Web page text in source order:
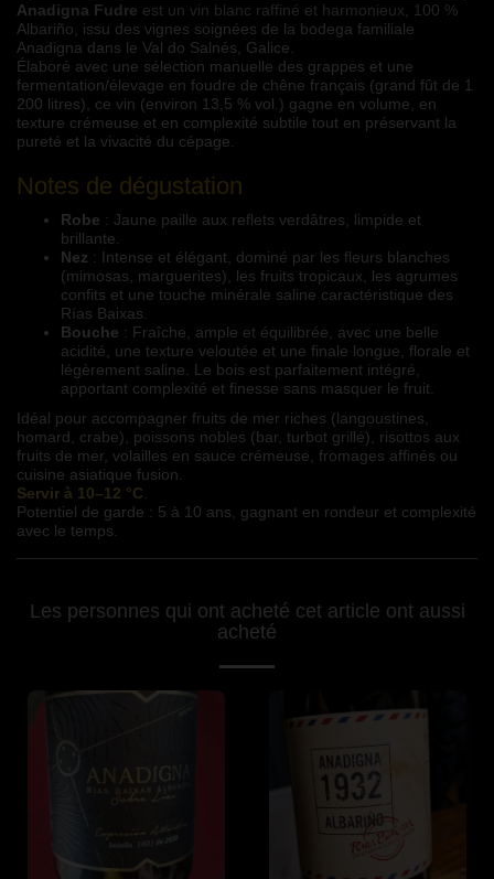
Anadigna Fudre est un vin blanc raffiné et harmonieux, 100 %
Albariño, issu des vignes soignées de la bodega familiale
Anadigna dans le Val do Salnés, Galice.
Élaboré avec une sélection manuelle des grappes et une
fermentation/élevage en foudre de chêne français (grand fût de 1
200 litres), ce vin (environ 13,5 % vol.) gagne en volume, en
texture crémeuse et en complexité subtile tout en préservant la
pureté et la vivacité du cépage.
Notes de dégustation
Robe : Jaune paille aux reflets verdâtres, limpide et
brillante.
Nez : Intense et élégant, dominé par les fleurs blanches
(mimosas, marguerites), les fruits tropicaux, les agrumes
confits et une touche minérale saline caractéristique des
Rías Baixas.
Bouche : Fraîche, ample et équilibrée, avec une belle
acidité, une texture veloutée et une finale longue, florale et
légèrement saline. Le bois est parfaitement intégré,
apportant complexité et finesse sans masquer le fruit.
Idéal pour accompagner fruits de mer riches (langoustines,
homard, crabe), poissons nobles (bar, turbot grillé), risottos aux
fruits de mer, volailles en sauce crémeuse, fromages affinés ou
cuisine asiatique fusion.
Servir à 10–12 °C
Potentiel de garde : 5 à 10 ans, gagnant en rondeur et complexité
avec le temps.
Les personnes qui ont acheté cet article ont aussi
acheté